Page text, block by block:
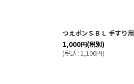
つえポンＳＢＬ 手すり用
1,000円(税別)
(税込: 1,100円)